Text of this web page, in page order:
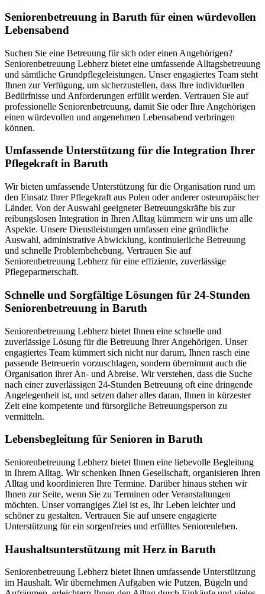
Senioren­betreuung in Baruth für einen würdevollen
Lebensabend
Suchen Sie eine Betreuung für sich oder einen Angehörigen?
Seniorenbetreuung Lebherz bietet eine umfassende Alltagsbetreuung
und sämtliche Grundpflegeleistungen. Unser engagiertes Team steht
Ihnen zur Verfügung, um sicherzustellen, dass Ihre individuellen
Bedürfnisse und Anforderungen erfüllt werden. Vertrauen Sie auf
professionelle Seniorenbetreuung, damit Sie oder Ihre Angehörigen
einen würdevollen und angenehmen Lebensabend verbringen
können.
Umfassende Unterstützung für die Integration Ihrer
Pflegekraft in Baruth
Wir bieten umfassende Unterstützung für die Organisation rund um
den Einsatz Ihrer Pflegekraft aus Polen oder anderer osteuropäischer
Länder. Von der Auswahl geeigneter Betreuungskräfte bis zur
reibungslosen Integration in Ihren Alltag kümmern wir uns um alle
Aspekte. Unsere Dienstleistungen umfassen eine gründliche
Auswahl, administrative Abwicklung, kontinuierliche Betreuung
und schnelle Problembehebung. Vertrauen Sie auf
Seniorenbetreuung Lebherz für eine effiziente, zuverlässige
Pflegepartnerschaft.
Schnelle und Sorgfältige Lösungen für 24-Stunden
Seniorenbetreuung in Baruth
Seniorenbetreuung Lebherz bietet Ihnen eine schnelle und
zuverlässige Lösung für die Betreuung Ihrer Angehörigen. Unser
engagiertes Team kümmert sich nicht nur darum, Ihnen rasch eine
passende Betreuerin vorzuschlagen, sondern übernimmt auch die
Organisation ihrer An- und Abreise. Wir verstehen, dass die Suche
nach einer zuverlässigen 24-Stunden Betreuung oft eine dringende
Angelegenheit ist, und setzen daher alles daran, Ihnen in kürzester
Zeit eine kompetente und fürsorgliche Betreuungsperson zu
vermitteln.
Lebensbegleitung für Senioren in Baruth
Seniorenbetreuung Lebherz bietet Ihnen eine liebevolle Begleitung
in Ihrem Alltag. Wir schenken Ihnen Gesellschaft, organisieren Ihren
Alltag und koordinieren Ihre Termine. Darüber hinaus stehen wir
Ihnen zur Seite, wenn Sie zu Terminen oder Veranstaltungen
möchten. Unser vorrangiges Ziel ist es, Ihr Leben leichter und
schöner zu gestalten. Vertrauen Sie auf unsere engagierte
Unterstützung für ein sorgenfreies und erfülltes Seniorenleben.
Haushalts­unterstützung mit Herz in Baruth
Seniorenbetreuung Lebherz bietet Ihnen umfassende Unterstützung
im Haushalt. Wir übernehmen Aufgaben wie Putzen, Bügeln und